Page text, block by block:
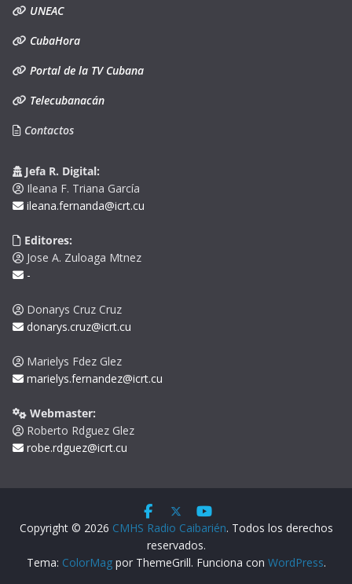
UNEAC
CubaHora
Portal de la TV Cubana
Telecubanacán
Contactos
Jefa R. Digital:
Ileana F. Triana García
ileana.fernanda@icrt.cu
Editores:
Jose A. Zuloaga Mtnez
-
Donarys Cruz Cruz
donarys.cruz@icrt.cu
Marielys Fdez Glez
marielys.fernandez@icrt.cu
Webmaster:
Roberto Rdguez Glez
robe.rdguez@icrt.cu
Copyright © 2026 CMHS Radio Caibarién. Todos los derechos
reservados.
Tema: ColorMagpor ThemeGrill. Funciona con WordPress.